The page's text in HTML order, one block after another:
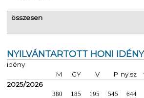
összesen
NYILVÁNTARTOTT HONI
idény
M
GY V P ny.sz
2025/2026
380 185 195 545 644